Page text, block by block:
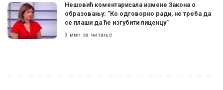
Нешовић коментарисала измене Закона о
образовању: ”Ко одговорно ради, не треба да
се плаши да ће изгубити лиценцу”
3 мин за читање